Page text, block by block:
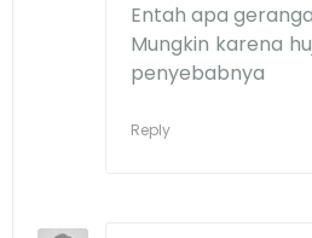
Entah apa
Mungkin karena
penyebabnya
Reply